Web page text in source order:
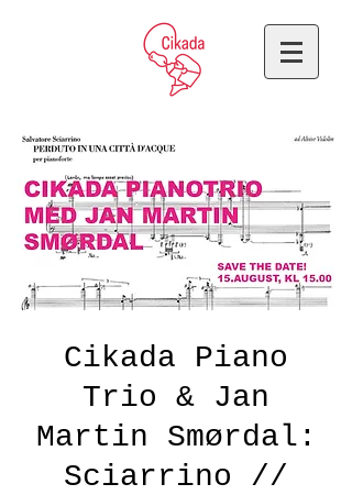
Cikada Piano
Trio & Jan
Martin Smørdal:
Sciarrino //